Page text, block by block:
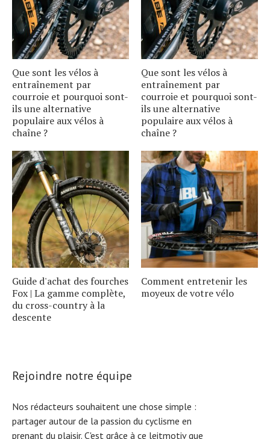
Que sont les vélos à
entraînement par
courroie et pourquoi sont-
ils une alternative
populaire aux vélos à
chaîne ?
Que sont les vélos à
entraînement par
courroie et pourquoi sont-
ils une alternative
populaire aux vélos à
chaîne ?
Guide d'achat des fourches
Fox | La gamme complète,
du cross-country à la
descente
Comment entretenir les
moyeux de votre vélo
Rejoindre notre équipe
Nos rédacteurs souhaitent une chose simple :
partager autour de la passion du cyclisme en
prenant du plaisir. C'est grâce à ce leitmotiv que